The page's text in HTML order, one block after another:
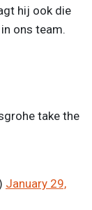
hij ook die
ons team.
take the
January 29,